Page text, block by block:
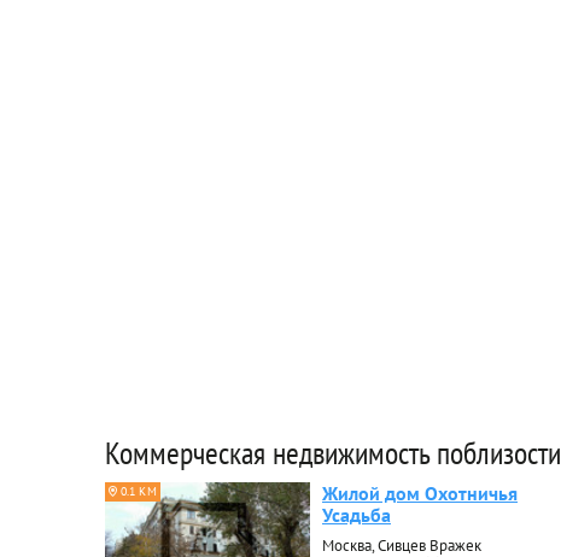
Коммерческая недвижимость поблизости
0.1 КМ
Жилой дом Охотничья
Усадьба
Москва, Сивцев Вражек